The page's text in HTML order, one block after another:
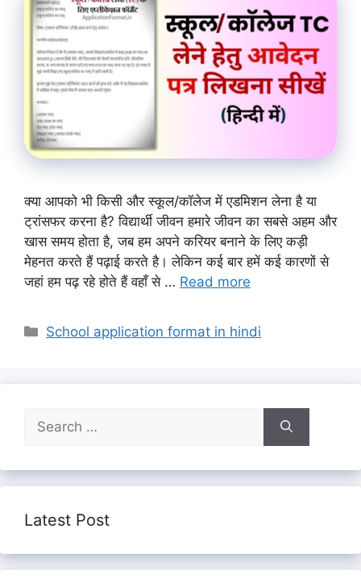
क्या आपको भी किसी और स्कूल/कॉलेज में एडमिशन लेना है या
ट्रांसफर करना है? विद्यार्थी जीवन हमारे जीवन का सबसे अहम और
खास समय होता है, जब हम अपने करियर बनाने के लिए कड़ी
मेहनत करते हैं पढ़ाई करते है। लेकिन कई बार हमें कई कारणों से
जहां हम पढ़ रहे होते हैं वहाँ से … Read more
Categories
School application format in hindi
for:
Latest Post